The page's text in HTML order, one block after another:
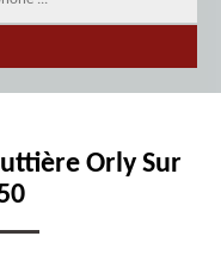
Orly Sur